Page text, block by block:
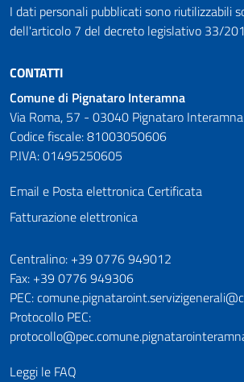
I dati personali pubblicati sono riutilizzabili
dell'articolo 7 del decreto legislativo 33/
CONTATTI
Comune di Pignataro Interamna
Via Roma, 57 - 03040 Pignataro Interamna
Codice fiscale: 81003050606
P.IVA: 01495250605
Email e Posta elettronica Certificata
Fatturazione elettronica
Numeri utili
Centralino: +39 0776 949012
Fax: +39 0776 949306
PEC:
Protocollo PEC:
Leggi le FAQ